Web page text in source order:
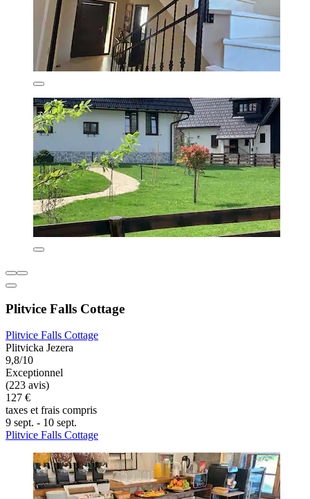
Plitvice Falls Cottage
Plitvice Falls Cottage
Plitvicka Jezera
9,8/10
Exceptionnel
(223 avis)
127 €
taxes et frais compris
9 sept. - 10 sept.
Plitvice Falls Cottage